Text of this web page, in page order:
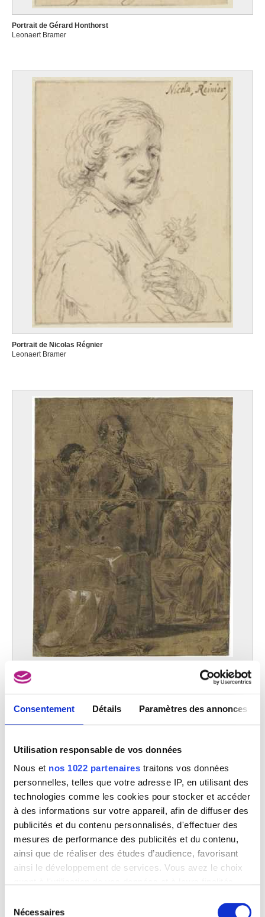
Consentement Détails Paramètres des annonces
Utilisation responsable de vos données
Nous et nos 1022 partenaires traitons vos données
personnelles, telles que votre adresse IP, en utilisant des
technologies comme les cookies pour stocker et accéder
à des informations sur votre appareil, afin de diffuser des
publicités et du contenu personnalisés, d'effectuer des
mesures de performance des publicités et du contenu,
ainsi que de réaliser des études d’audience, favorisant
ainsi le développement de services. Vous avez le choix
tout moment en consultant la Déclaration relative aux
Nécessaires
Portrait de Gérard Honthorst
Leonaert Bramer
Portrait de Nicolas Régnier
Leonaert Bramer
Recto en Verso : Le Christ parmi les docteurs de la Loi (Luc 2, 46-47)
Leonaert Bramer